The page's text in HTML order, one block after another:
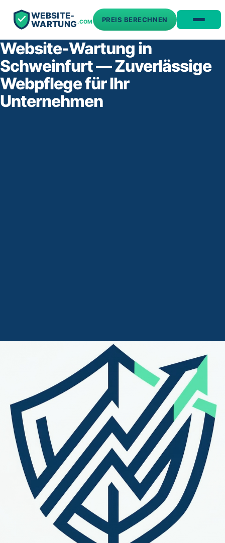
WEBSITE-
WARTUNG.COM PREIS BERECHNEN
Website-Wartung in
Schweinfurt — Zuverlässige
Webpflege für Ihr
Unternehmen